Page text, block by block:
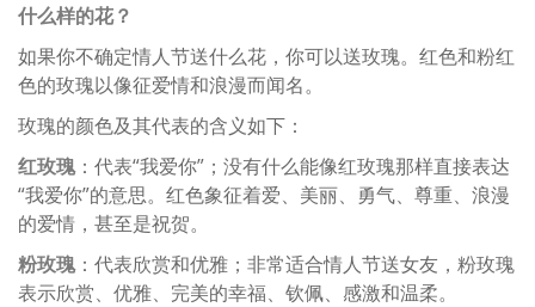
什么样的花？
如果你不确定情人节送什么花，你可以送玫瑰。红色和粉红
色的玫瑰以像征爱情和浪漫而闻名。
玫瑰的颜色及其代表的含义如下：
红玫瑰：代表“我爱你”；没有什么能像红玫瑰那样直接表达
“我爱你”的意思。红色象征着爱、美丽、勇气、尊重、浪漫
的爱情，甚至是祝贺。
粉玫瑰：代表欣赏和优雅；非常适合情人节送女友，粉玫瑰
表示欣赏、优雅、完美的幸福、钦佩、感激和温柔。